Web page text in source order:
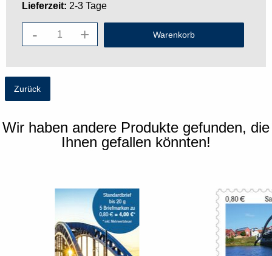
Lieferzeit: 2-3 Tage
- +
Zurück
Wir haben andere Produkte gefunden, die
Ihnen gefallen könnten!